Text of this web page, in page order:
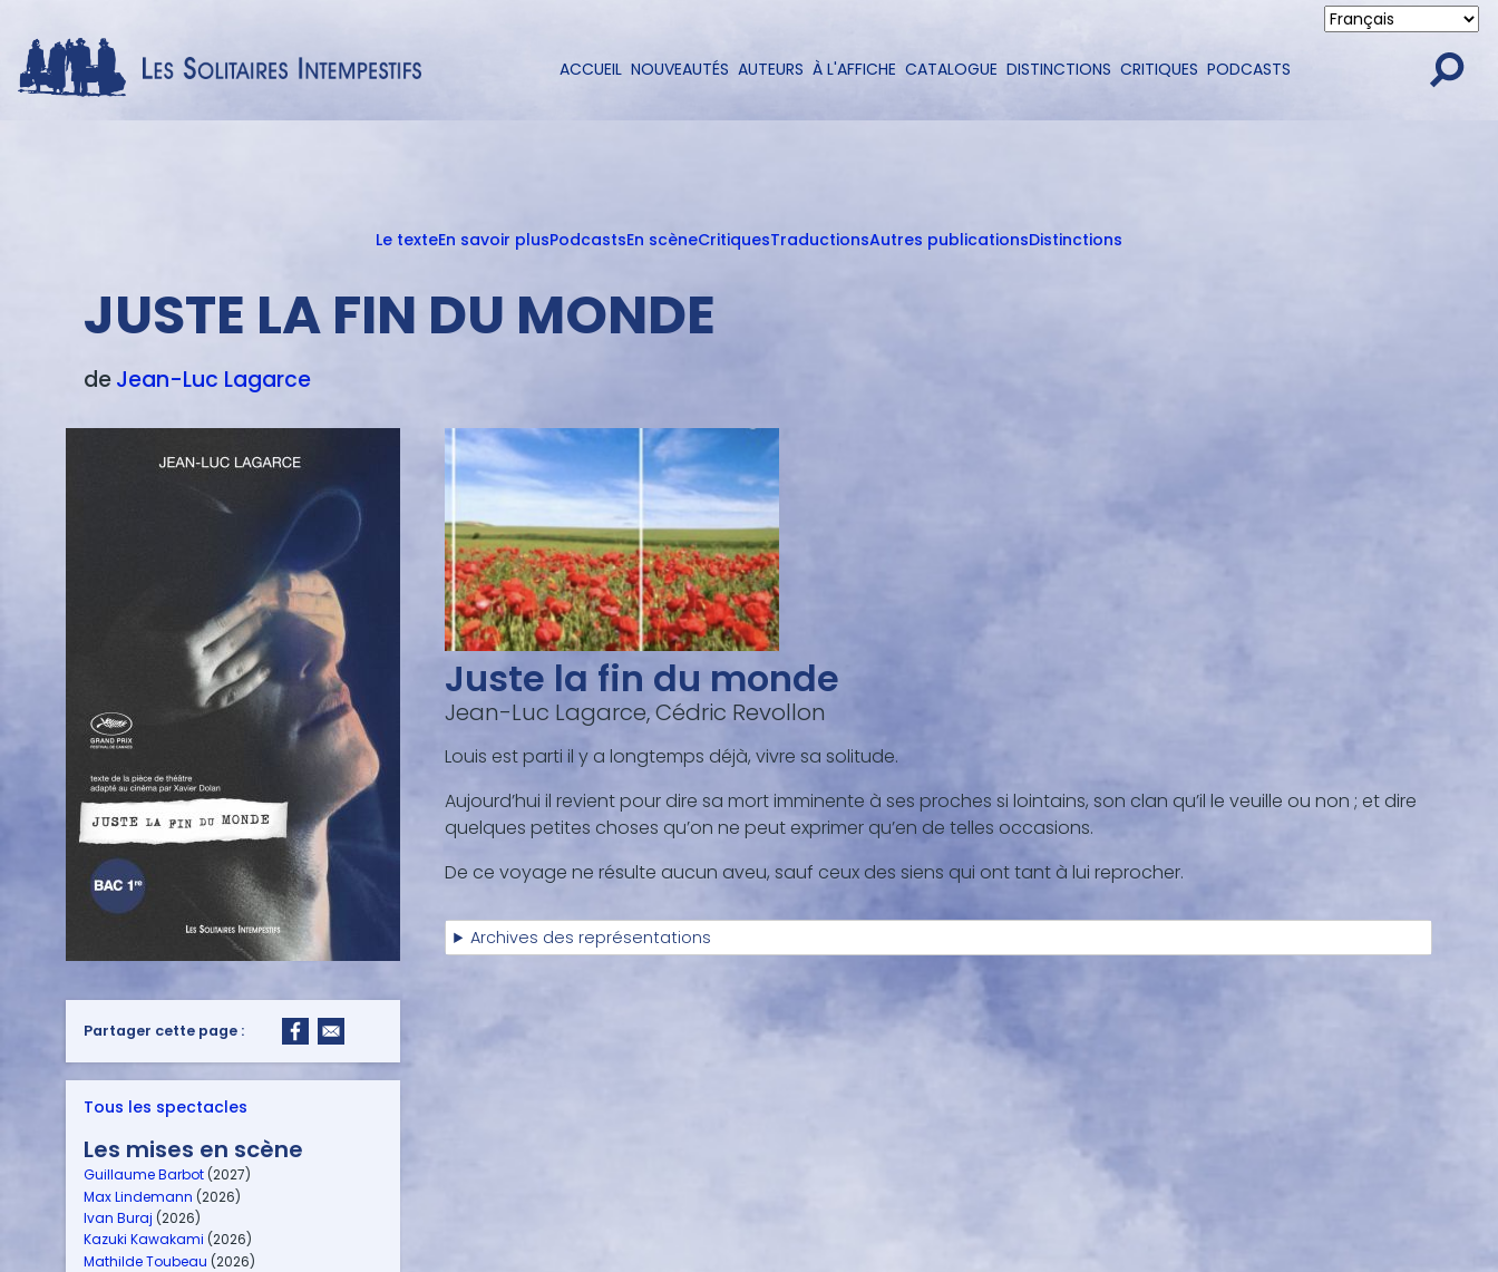
contenu
Navigation
ACCUEIL NOUVEAUTÉS AUTEURS À L'AFFICHE CATALOGUE DISTINCTIONS CRITIQUES PODCASTS
Le texteEn savoir plusPodcastsEn scèneCritiquesTraductionsAutres publicationsDistinctions
JUSTE LA FIN DU MONDE
deJean-Luc Lagarce
Juste la fin du monde
Jean-Luc Lagarce, Cédric Revollon
Louis est parti il y a longtemps déjà, vivre sa solitude.
Aujourd’hui il revient pour dire sa mort imminente à ses proches si lointains, son clan qu’il le veuille ou non ; et dire
quelques petites choses qu’on ne peut exprimer qu’en de telles occasions.
De ce voyage ne résulte aucun aveu, sauf ceux des siens qui ont tant à lui reprocher.
Archives des représentations
Partager cette page :
Tous les spectacles
Les mises en scène
Guillaume Barbot (2027)
Max Lindemann (2026)
Ivan Buraj (2026)
Kazuki Kawakami (2026)
Mathilde Toubeau (2026)